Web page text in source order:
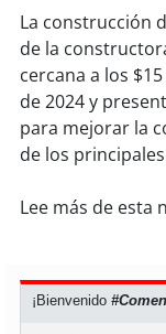
soy
soychillán
soysancarlos
soycoronel
La construcción
de la
cercana a los
de 2024 y
para mejorar la
de los
Lee más de esta
¡Bienvenido